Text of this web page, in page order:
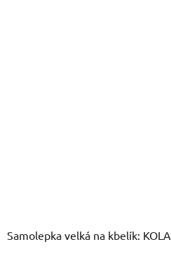
Samolepka velká na kbelík: KOLA